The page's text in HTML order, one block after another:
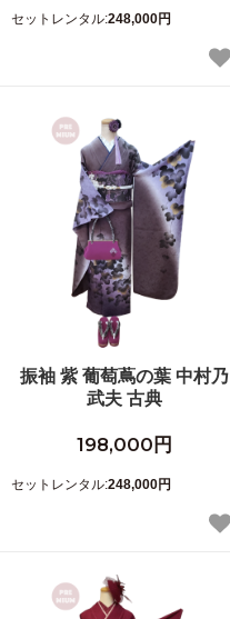
セットレンタル:248,000円
振袖 紫 葡萄蔦の葉 中村乃
武夫 古典
198,000円
セットレンタル:248,000円